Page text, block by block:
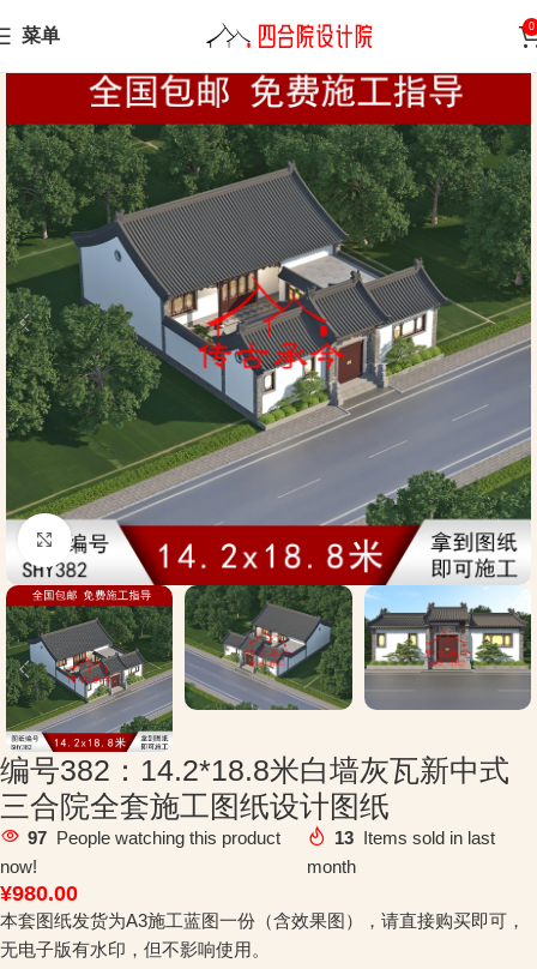
菜单 0
Home Small courtyard
Click to enlarge
编号382：14.2*18.8米白墙灰瓦新中式
三合院全套施工图纸设计图纸
97 People watching this product
now!
13 Items sold in last
month
¥980.00
本套图纸发货为A3施工蓝图一份（含效果图），请直接购买即可，
无电子版有水印，但不影响使用。